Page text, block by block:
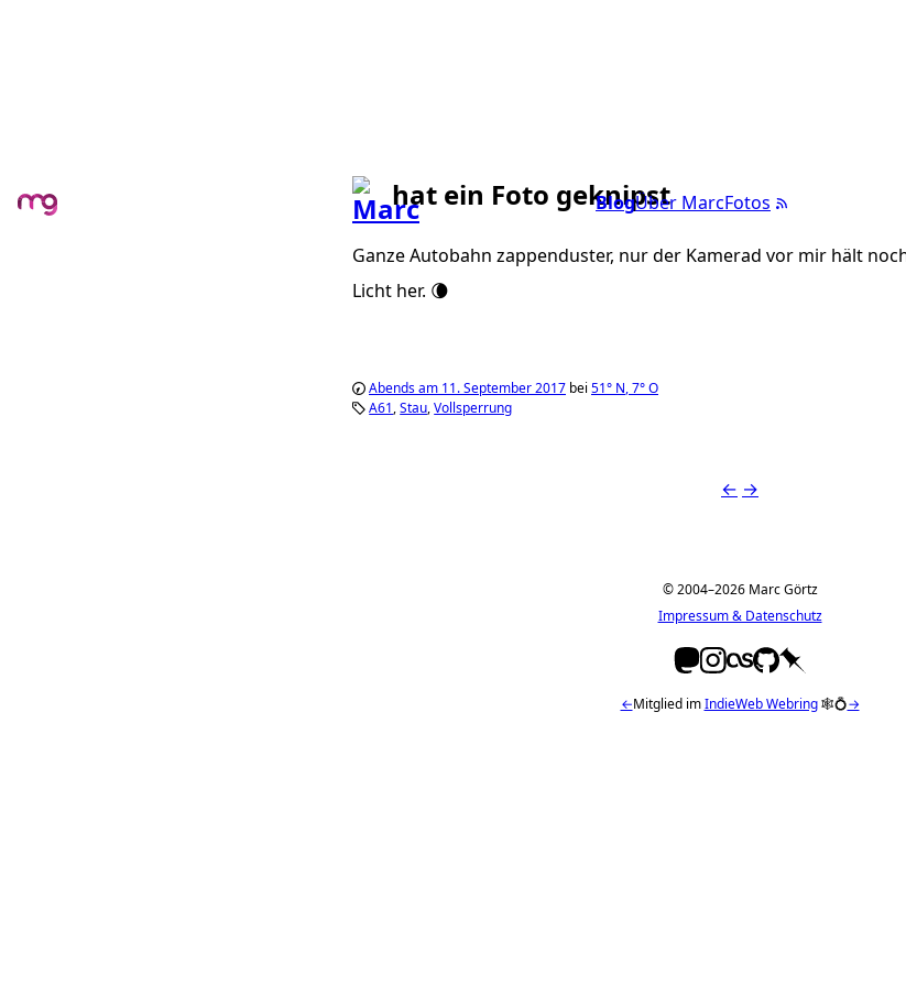
BlogÜber MarcFotos
hat ein Foto geknipst
Ganze Autobahn zappenduster, nur der Kamerad vor mir hält
Licht her. 🌘
Abends am 11. September 2017 bei 51° N,7°O
A61 Stau Vollsperrung
← →
© 2004–2026 Marc Görtz
Impressum & Datenschutz
←Mitglied imIndieWeb Webring🕸💍→